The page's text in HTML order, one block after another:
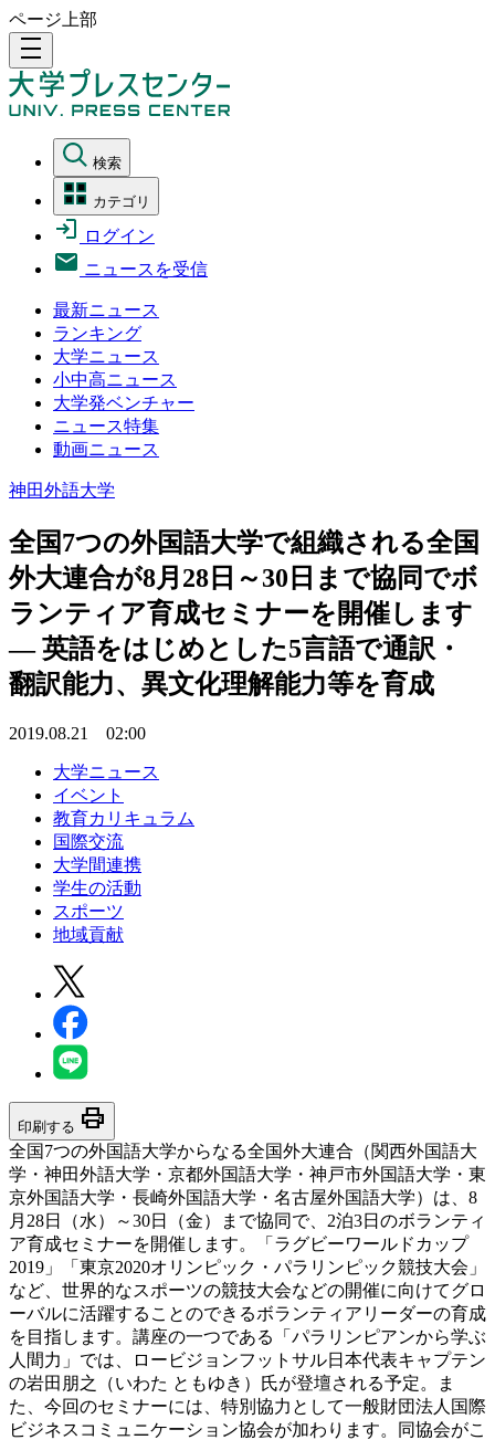
ページ上部
density_medium
検索
カテゴリ
ログイン
ニュースを受信
最新ニュース
ランキング
大学ニュース
小中高ニュース
大学発ベンチャー
ニュース特集
動画ニュース
神田外語大学
全国7つの外国語大学で組織される全国
外大連合が8月28日～30日まで協同でボ
ランティア育成セミナーを開催します
— 英語をはじめとした5言語で通訳・
翻訳能力、異文化理解能力等を育成
2019.08.21 02:00
大学ニュース
イベント
教育カリキュラム
国際交流
大学間連携
学生の活動
スポーツ
地域貢献
印刷する print
全国7つの外国語大学からなる全国外大連合（関西外国語大
学・神田外語大学・京都外国語大学・神戸市外国語大学・東
京外国語大学・長崎外国語大学・名古屋外国語大学）は、8
月28日（水）～30日（金）まで協同で、2泊3日のボランティ
ア育成セミナーを開催します。「ラグビーワールドカップ
2019」「東京2020オリンピック・パラリンピック競技大会」
など、世界的なスポーツの競技大会などの開催に向けてグロ
ーバルに活躍することのできるボランティアリーダーの育成
を目指します。講座の一つである「パラリンピアンから学ぶ
人間力」では、ロービジョンフットサル日本代表キャプテン
の岩田朋之（いわた ともゆき）氏が登壇される予定。ま
た、今回のセミナーには、特別協力として一般財団法人国際
ビジネスコミュニケーション協会が加わります。同協会がこ